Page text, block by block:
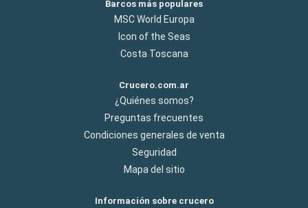
Barcos más populares
MSC World Europa
Icon of the Seas
Costa Toscana
Crucero.com.ar
¿Quiénes somos?
Preguntas frecuentes
Condiciones generales de venta
Seguridad
Mapa del sitio
Información sobre crucero